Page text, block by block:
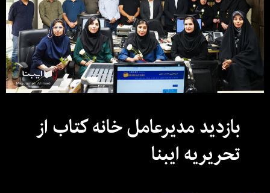
بازدید مدیرعامل خانه کتاب از
تحریریه ایبنا